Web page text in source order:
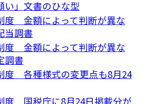
い」文書のひな型
度 金額によって判断が異な
調書
度 金額によって判断が異な
調書
度 各種様式の変更点も8月24
度 国税庁に8月24日掲載分が